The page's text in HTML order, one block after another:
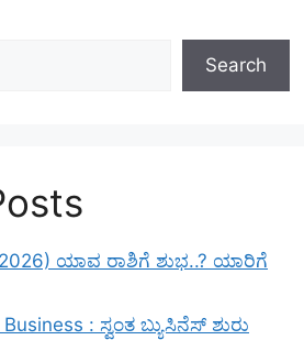
Search
ಯಾವ ರಾಶಿಗೆ ಶುಭ..? ಯಾರಿಗೆ
: ಸ್ವಂತ ಬ್ಯುಸಿನೆಸ್ ಶುರು